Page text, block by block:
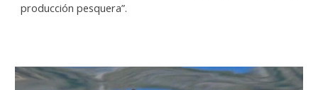
producción pesquera”.